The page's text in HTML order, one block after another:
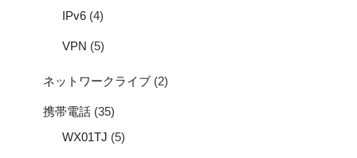
IPv6 (4)
VPN (5)
ネットワークライブ (2)
携帯電話 (35)
WX01TJ (5)